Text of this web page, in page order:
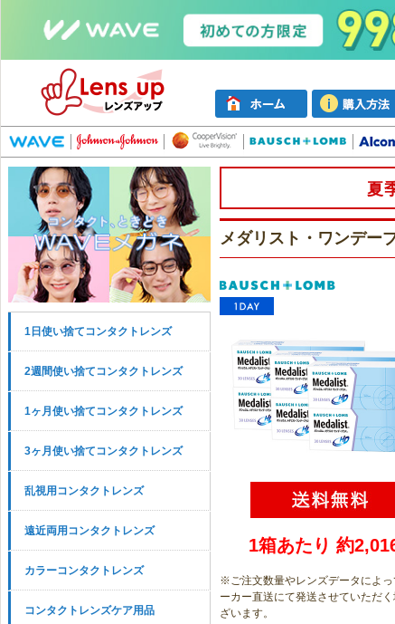
1日使い捨てコンタクトレンズ
2週間使い捨てコンタクトレンズ
1ヶ月使い捨てコンタクトレンズ
3ヶ月使い捨てコンタクトレンズ
乱視用コンタクトレンズ
遠近両用コンタクトレンズ
カラーコンタクトレンズ
コンタクトレンズケア用品
夏
メダリスト・ワンデー
1箱あたり 約
※ご注文数量やレンズデータによっ
ーカー直送にて発送させていただ
ざいます。